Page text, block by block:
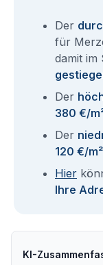
Der
für
damit im
Der
380 €/
Der
120 €/m²
Hier
Ihre
KI-